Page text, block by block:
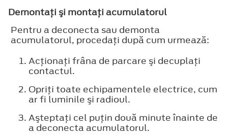
Demontaţi şi montaţi acumulatorul
Pentru a deconecta sau demonta
acumulatorul, procedaţi după cum urmează:
Acţionaţi frâna de parcare şi decuplaţi
contactul.
Opriţi toate echipamentele electrice, cum
ar fi luminile şi radioul.
Aşteptaţi cel puţin două minute înainte de
a deconecta acumulatorul.